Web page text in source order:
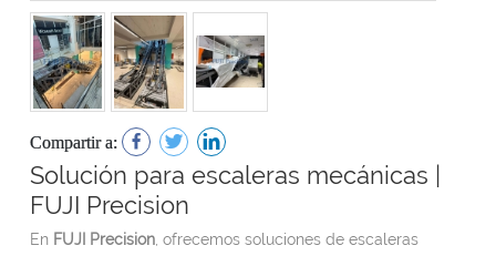
Compartir a:
Solución para escaleras mecánicas |
FUJI Precision
En FUJI Precision , ofrecemos soluciones de escaleras